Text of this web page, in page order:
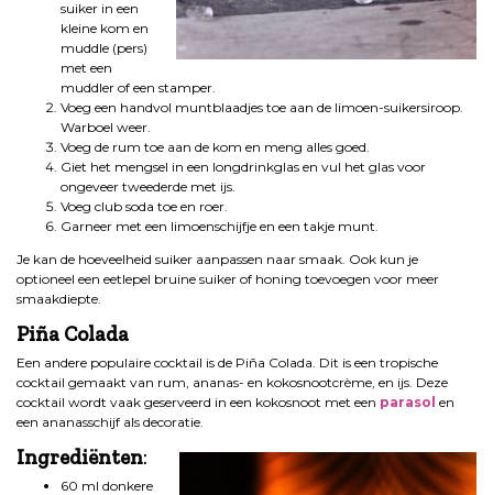
suiker in een
kleine kom en
muddle (pers)
met een
muddler of een stamper.
Voeg een handvol muntblaadjes toe aan de limoen-suikersiroop.
Warboel weer.
Voeg de rum toe aan de kom en meng alles goed.
Giet het mengsel in een longdrinkglas en vul het glas voor
ongeveer tweederde met ijs.
Voeg club soda toe en roer.
Garneer met een limoenschijfje en een takje munt.
Je kan de hoeveelheid suiker aanpassen naar smaak. Ook kun je
optioneel een eetlepel bruine suiker of honing toevoegen voor meer
smaakdiepte.
Piña Colada
Een andere populaire cocktail is de Piña Colada. Dit is een tropische
cocktail gemaakt van rum, ananas- en kokosnootcrème, en ijs. Deze
cocktail wordt vaak geserveerd in een kokosnoot met een parasol en
een ananasschijf als decoratie.
Ingrediënten:
60 ml donkere